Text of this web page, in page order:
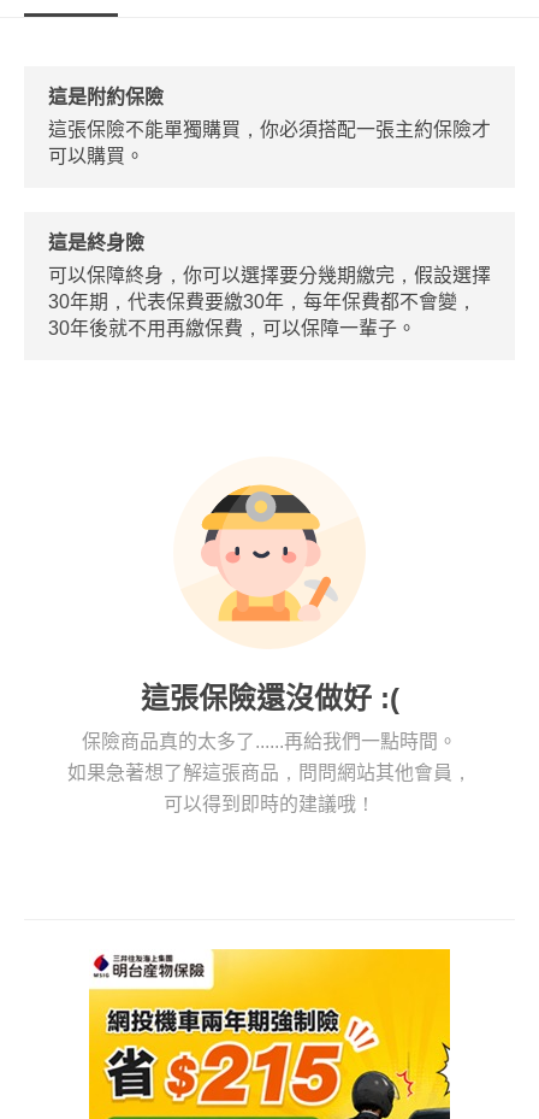
這是附約保險
這張保險不能單獨購買，你必須搭配一張主約保險才
可以購買。
這是終身險
可以保障終身，你可以選擇要分幾期繳完，假設選擇
30年期，代表保費要繳30年，每年保費都不會變，
30年後就不用再繳保費，可以保障一輩子。
這張保險還沒做好 :(
保險商品真的太多了......再給我們一點時間。
如果急著想了解這張商品，問問網站其他會員，
可以得到即時的建議哦！